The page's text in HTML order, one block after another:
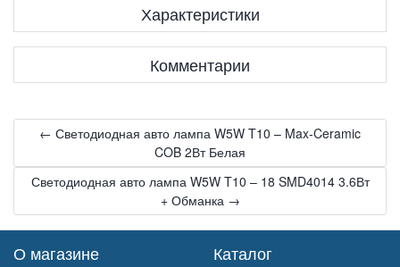
Характеристики
Комментарии
← Светодиодная авто лампа W5W T10 – Max-Ceramic
COB 2Вт Белая
Светодиодная авто лампа W5W T10 – 18 SMD4014 3.6Вт
+ Обманка →
О магазине Каталог